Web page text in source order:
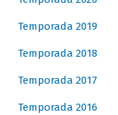
Temporada 2019
Temporada 2018
Temporada 2017
Temporada 2016